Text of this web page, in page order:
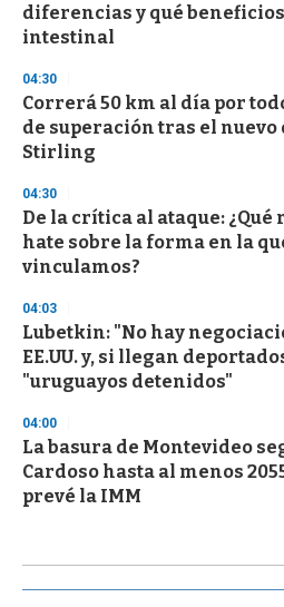
diferencias y qué
intestinal
04:30
Correrá 50 km al día por
de superación tras el nuevo
Stirling
04:30
De la crítica al ataque: ¿Qué
hate sobre la forma en la
vinculamos?
04:03
Lubetkin: "No hay
EE.UU. y, si llegan
"uruguayos detenidos"
04:00
La basura de Montevideo
Cardoso hasta al menos
prevé la IMM